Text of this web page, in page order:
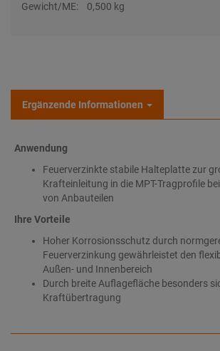
Gewicht/ME:
0,500 kg
Ergänzende Informationen
Anwendung
Feuerverzinkte stabile Halteplatte zur
Krafteinleitung in die MPT-Tragprofile
von Anbauteilen
Ihre Vorteile
Hoher Korrosionsschutz durch
Feuerverzinkung gewährleistet den
Außen- und Innenbereich
Durch breite Auflagefläche besonders
Kraftübertragung